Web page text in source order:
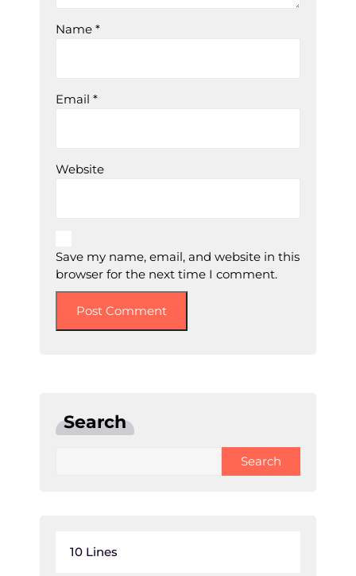
Name *
Email *
Website
Save my name, email, and website in this
browser for the next time I comment.
Search
Search
10 Lines